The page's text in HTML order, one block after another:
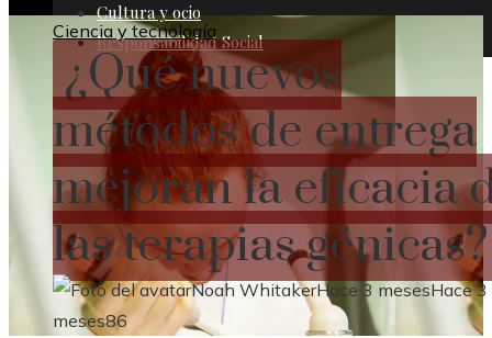
Cultura y ocio
Responsabilidad Social
Ciencia y tecnología
¿Qué nuevos
métodos de entrega
mejoran la eficacia
las terapias génicas?
Noah WhitakerHace 3 mesesHace 3
meses86